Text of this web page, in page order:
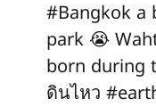
#Bangkok a
park 😭
born during
ดินไหว